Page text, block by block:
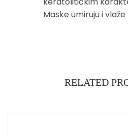
Maske umiruju i vlaže
RELATED